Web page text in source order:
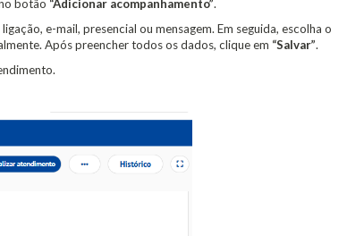
botão “Adicionar acompanhamento”.
e-mail, presencial ou mensagem. Em seguida, escolha o
Após preencher todos os dados, clique em “Salvar”.